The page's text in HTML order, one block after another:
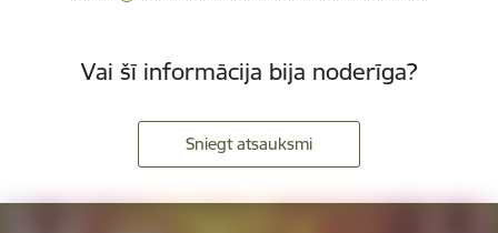
Vai šī informācija bija noderīga?
Sniegt atsauksmi